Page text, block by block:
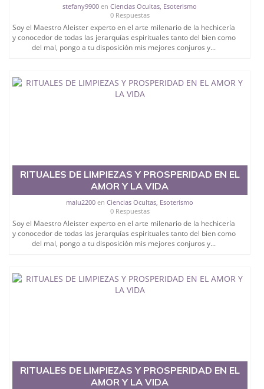
stefany9900 enCiencias Ocultas, Esoterismo
0 Respuestas
Soy el Maestro Aleister experto en el arte milenario de la hechicería
y conocedor de todas las jerarquías espirituales tanto del bien como
del mal, pongo a tu disposición mis mejores conjuros y...
RITUALES DE LIMPIEZAS Y PROSPERIDAD EN EL
AMOR Y LA VIDA
malu2200 enCiencias Ocultas, Esoterismo
0 Respuestas
Soy el Maestro Aleister experto en el arte milenario de la hechicería
y conocedor de todas las jerarquías espirituales tanto del bien como
del mal, pongo a tu disposición mis mejores conjuros y...
RITUALES DE LIMPIEZAS Y PROSPERIDAD EN EL
AMOR Y LA VIDA